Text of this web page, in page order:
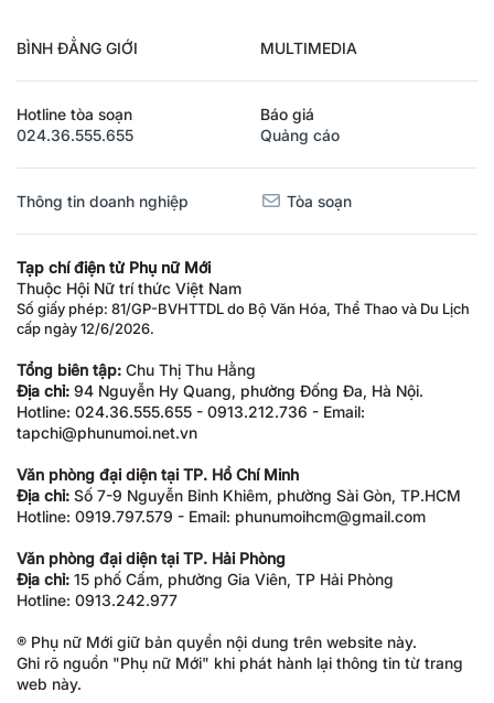
BÌNH ĐẲNG GIỚI MULTIMEDIA
Hotline tòa soạn
024.36.555.655
Báo giá
Quảng cáo
Thông tin doanh nghiệp Tòa soạn
Tạp chí điện tử Phụ nữ Mới
Thuộc Hội Nữ trí thức Việt Nam
Số giấy phép: 81/GP-BVHTTDL do Bộ Văn Hóa, Thể Thao và Du Lịch
cấp ngày 12/6/2026.
Tổng biên tập: Chu Thị Thu Hằng
Địa chỉ: 94 Nguyễn Hy Quang, phường Đống Đa, Hà Nội.
Hotline: 024.36.555.655 - 0913.212.736 - Email:
tapchi@phunumoi.net.vn
Văn phòng đại diện tại TP. Hồ Chí Minh
Địa chỉ: Số 7-9 Nguyễn Bỉnh Khiêm, phường Sài Gòn, TP.HCM
Hotline: 0919.797.579 - Email: phunumoihcm@gmail.com
Văn phòng đại diện tại TP. Hải Phòng
Địa chỉ: 15 phố Cấm, phường Gia Viên, TP Hải Phòng
Hotline: 0913.242.977
® Phụ nữ Mới giữ bản quyền nội dung trên website này.
Ghi rõ nguồn "Phụ nữ Mới" khi phát hành lại thông tin từ trang
web này.